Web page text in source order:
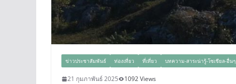
ข่าวประชาสัมพันธ์ ท่องเที่ยว ที่เที่ยว บทความ-สาระน่ารู้-โซเชียล-อื่นๆ
21 กุมภาพันธ์ 2025
1092 Views